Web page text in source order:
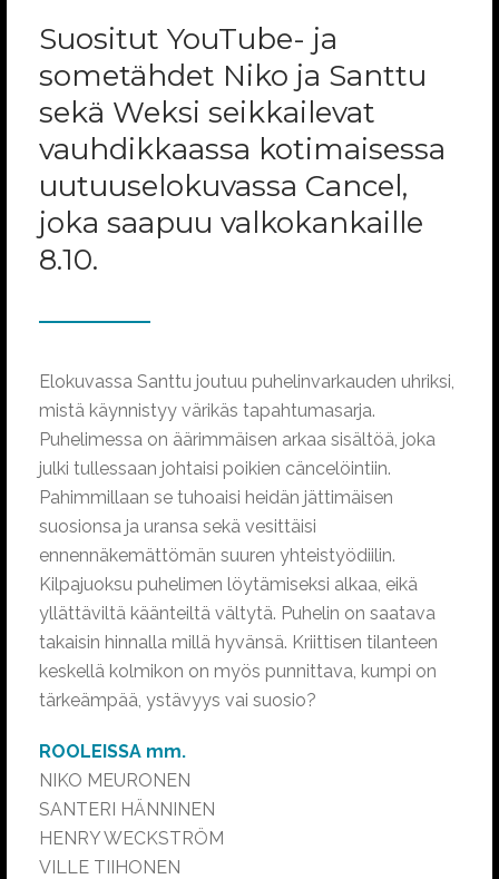
Suositut YouTube- ja
sometähdet Niko ja Santtu
sekä Weksi seikkailevat
vauhdikkaassa kotimaisessa
uutuuselokuvassa Cancel,
joka saapuu valkokankaille
8.10.
Elokuvassa Santtu joutuu puhelinvarkauden uhriksi,
mistä käynnistyy värikäs tapahtumasarja.
Puhelimessa on äärimmäisen arkaa sisältöä, joka
julki tullessaan johtaisi poikien cäncelöintiin.
Pahimmillaan se tuhoaisi heidän jättimäisen
suosionsa ja uransa sekä vesittäisi
ennennäkemättömän suuren yhteistyödiilin.
Kilpajuoksu puhelimen löytämiseksi alkaa, eikä
yllättäviltä käänteiltä vältytä. Puhelin on saatava
takaisin hinnalla millä hyvänsä. Kriittisen tilanteen
keskellä kolmikon on myös punnittava, kumpi on
tärkeämpää, ystävyys vai suosio?
ROOLEISSA mm.
NIKO MEURONEN
SANTERI HÄNNINEN
HENRY WECKSTRÖM
VILLE TIIHONEN